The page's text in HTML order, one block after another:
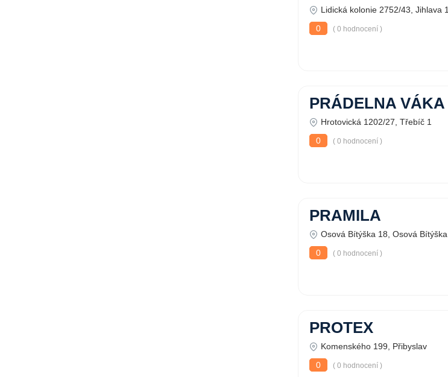
Lidická kolonie 2752/43, Jihlava 1
0
( 0 hodnocení )
PRÁDELNA VÁKA
Hrotovická 1202/27, Třebíč 1
0
( 0 hodnocení )
PRAMILA
Osová Bítýška 18, Osová Bítýška
0
( 0 hodnocení )
PROTEX
Komenského 199, Přibyslav
0
( 0 hodnocení )